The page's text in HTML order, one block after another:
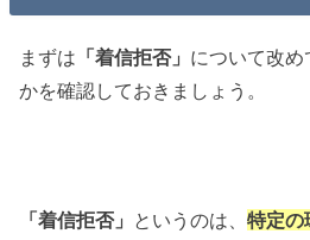
まずは 「着信拒否」 について改
かを確認しておきましょう。
「着信拒否」 というのは、特定の